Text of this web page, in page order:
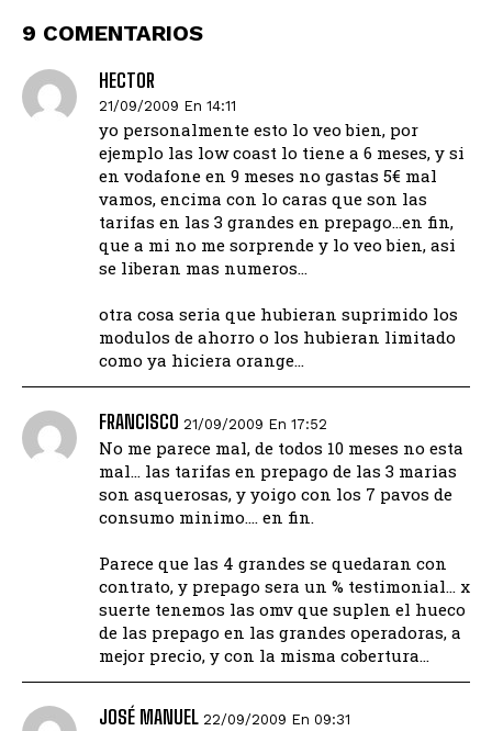
9 COMENTARIOS
HECTOR
21/09/2009 En 14:11
yo personalmente esto lo veo bien, por
ejemplo las low coast lo tiene a 6 meses, y si
en vodafone en 9 meses no gastas 5€ mal
vamos, encima con lo caras que son las
tarifas en las 3 grandes en prepago…en fin,
que a mi no me sorprende y lo veo bien, asi
se liberan mas numeros…
otra cosa seria que hubieran suprimido los
modulos de ahorro o los hubieran limitado
como ya hiciera orange…
FRANCISCO 21/09/2009 En 17:52
No me parece mal, de todos 10 meses no esta
mal… las tarifas en prepago de las 3 marias
son asquerosas, y yoigo con los 7 pavos de
consumo minimo…. en fin.
Parece que las 4 grandes se quedaran con
contrato, y prepago sera un % testimonial… x
suerte tenemos las omv que suplen el hueco
de las prepago en las grandes operadoras, a
mejor precio, y con la misma cobertura…
JOSÉ MANUEL 22/09/2009 En 09:31